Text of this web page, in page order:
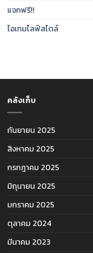
แจกฟรี!!
ไอเทมไลฟ์สไตล์
คลังเก็บ
กันยายน 2025
สิงหาคม 2025
กรกฎาคม 2025
มิถุนายน 2025
มกราคม 2025
ตุลาคม 2024
มีนาคม 2023